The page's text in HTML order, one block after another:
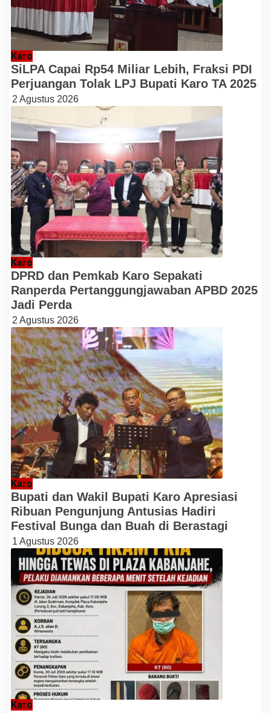
Karo
SiLPA Capai Rp54 Miliar Lebih, Fraksi PDI
Perjuangan Tolak LPJ Bupati Karo TA 2025
2 Agustus 2026
Karo
DPRD dan Pemkab Karo Sepakati
Ranperda Pertanggungjawaban APBD 2025
Jadi Perda
2 Agustus 2026
Karo
Bupati dan Wakil Bupati Karo Apresiasi
Ribuan Pengunjung Antusias Hadiri
Festival Bunga dan Buah di Berastagi
1 Agustus 2026
Karo